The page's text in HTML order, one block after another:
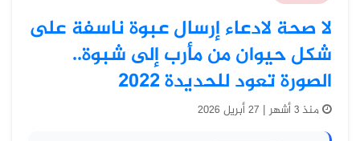
لا صحة لادعاء إرسال عبوة ناسفة على
شكل حيوان من مأرب إلى شبوة..
الصورة تعود للحديدة 2022
منذ 3 أشهر | 27 أبريل 2026